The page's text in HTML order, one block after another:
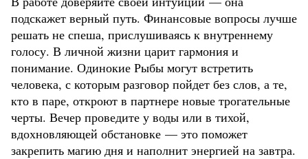
подскажет верный путь. Финансовые вопросы лучше
решать не спеша, прислушиваясь к внутреннему
голосу. В личной жизни царит гармония и
понимание. Одинокие Рыбы могут встретить
человека, с которым разговор пойдет без слов, а те,
кто в паре, откроют в партнере новые трогательные
черты. Вечер проведите у воды или в тихой,
вдохновляющей обстановке — это поможет
закрепить магию дня и наполнит энергией на завтра.